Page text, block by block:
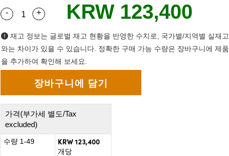
Quantity Selector
- Use the plus and minus buttons to adjust the quantity.
+ KRW 123,400
재고 정보는 글로벌 재고 현황을 반영한 수치로, 국가별/지역별 실재고
와는 차이가 있을 수 있습니다. 정확한 구매 가능 수량은 장바구니에 제품
을 추가하여 확인해 보세요.
가격(부가세 별도/Tax
excluded)
수량 1-49 KRW 123,400
개당